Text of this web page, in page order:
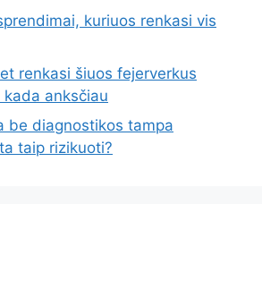
kuriuos renkasi vis
renkasi šiuos fejerverkus
anksčiau
be diagnostikos tampa
taip rizikuoti?